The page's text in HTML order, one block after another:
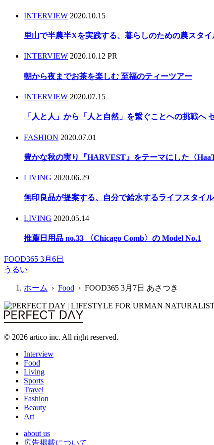
INTERVIEW 2020.10.15
里山で半農半Xを実践する、暮らしのための農スタ
INTERVIEW 2020.10.12 PR
朝から夜までお茶を楽しむ 至福のティーツアー
INTERVIEW 2020.07.15
「人と人」から「人と自然」を繋ぐことへの挑戦
FASHION 2020.07.01
豊かな秋の実り『HARVEST』をテーマにした〈
LIVING 2020.06.29
無印良品が提案する、自分で給水するライフスタイル
LIVING 2020.05.14
推薦日用品 no.33 〈Chicago Comb〉の Model No.1
FOOD365 3月6日
うるい
ホーム › Food › FOOD365 3月7日 あさつき
© 2026 artico inc. All right reserved.
Interview
Food
Living
Sports
Travel
Fashion
Beauty
Art
about us
広告掲載について